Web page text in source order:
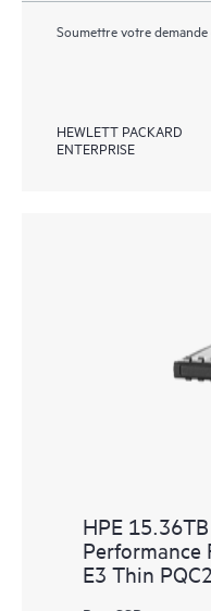
Soumettre votre
HEWLETT PACKARD
ENTERPRISE
HPE
Performance
E3 Thin